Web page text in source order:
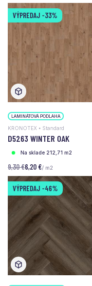
VÝPREDAJ -33%
LAMINÁTOVÁ PODLAHA
KRONOTEX • Standard
D5263 WINTER OAK
Na sklade 212,71 m2
9,30 €6,20 €/ m2
VÝPREDAJ -46%